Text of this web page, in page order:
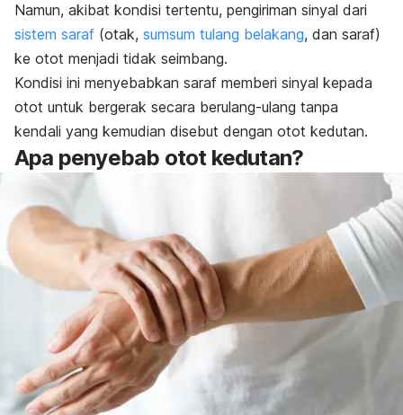
Namun, akibat kondisi tertentu, pengiriman sinyal dari
sistem saraf (otak, sumsum tulang belakang, dan saraf)
ke otot menjadi tidak seimbang.
Kondisi ini menyebabkan saraf memberi sinyal kepada
otot untuk bergerak secara berulang-ulang tanpa
kendali yang kemudian disebut dengan otot kedutan.
Apa penyebab otot kedutan?